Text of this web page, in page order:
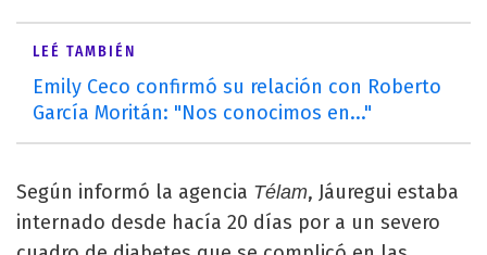
LEÉ TAMBIÉN
Emily Ceco confirmó su relación con Roberto
García Moritán: "Nos conocimos en..."
Según informó la agencia Télam, Jáuregui estaba
internado desde hacía 20 días por a un severo